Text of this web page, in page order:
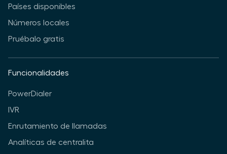
Países disponibles
Números locales
Pruébalo gratis
Funcionalidades
PowerDialer
IVR
Enrutamiento de llamadas
Analíticas de centralita